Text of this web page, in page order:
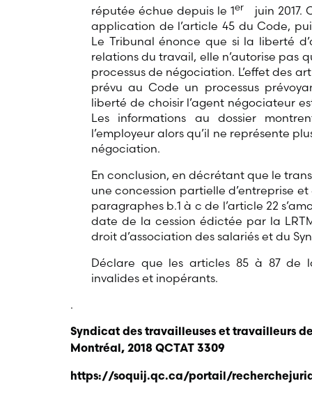
réputée échue depuis le 1er
juin 2017.
application de l’article 45 du Code,
Le Tribunal énonce que si la liberté
relations du travail, elle n’autorise pas
processus de négociation. L’effet des
prévu au Code un processus
liberté de choisir l’agent négociateur
Les informations au dossier
l’employeur alors qu’il ne représente
négociation.
En conclusion, en décrétant que le
une concession partielle d’entreprise
paragraphes b.1 à c de l’article 22
date de la cession édictée par la
droit d’association des salariés et du
Déclare que les articles 85 à 87 de
invalides et inopérants.
.
Syndicat des travailleuses et travailleurs
Montréal, 2018 QCTAT 3309
https://soquij.qc.ca/portail/